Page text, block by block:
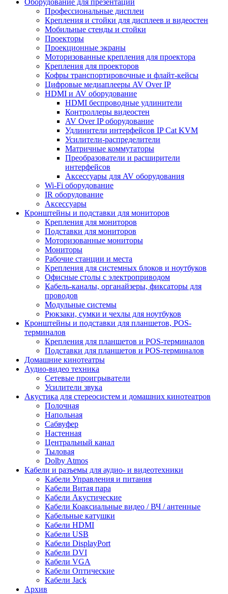
Профессиональные дисплеи
Крепления и стойки для дисплеев и видеостен
Мобильные стенды и стойки
Проекторы
Проекционные экраны
Моторизованные крепления для проектора
Крепления для проекторов
Кофры транспортировочные и флайт-кейсы
Цифровые медиаплееры AV Over IP
HDMI и AV оборудование
HDMI беспроводные удлинители
Контроллеры видеостен
AV Over IP оборудование
Удлинители интерфейсов IP Cat KVM
Усилители-распределители
Матричные коммутаторы
Преобразователи и расширители
интерфейсов
Аксессуары для AV оборудования
Wi-Fi оборудование
IR оборудование
Аксессуары
Кронштейны и подставки для мониторов
Крепления для мониторов
Подставки для мониторов
Моторизованные мониторы
Мониторы
Рабочие станции и места
Крепления для системных блоков и ноутбуков
Офисные столы с электроприводом
Кабель-каналы, органайзеры, фиксаторы для
проводов
Модульные системы
Рюкзаки, сумки и чехлы для ноутбуков
Кронштейны и подставки для планшетов, POS-
терминалов
Крепления для планшетов и POS-терминалов
Подставки для планшетов и POS-терминалов
Домашние кинотеатры
Аудио-видео техника
Сетевые проигрыватели
Усилители звука
Акустика для стереосистем и домашних кинотеатров
Полочная
Напольная
Сабвуфер
Настенная
Центральный канал
Тыловая
Dolby Atmos
Кабели и разъемы для аудио- и видеотехники
Кабели Управления и питания
Кабели Витая пара
Кабели Акустические
Кабели Коаксиальные видео / ВЧ / антенные
Кабельные катушки
Кабели HDMI
Кабели USB
Кабели DisplayPort
Кабели DVI
Кабели VGA
Кабели Оптические
Кабели Jack
Архив